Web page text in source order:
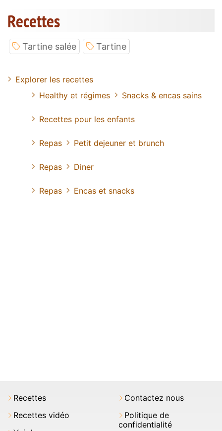
Recettes
Tartine salée Tartine
Explorer les recettes
Healthy et régimes
Snacks & encas sains
Recettes pour les enfants
Repas Petit dejeuner et brunch
Repas Diner
Repas Encas et snacks
Recettes
Recettes vidéo
Contactez nous
Politique de
confidentialité